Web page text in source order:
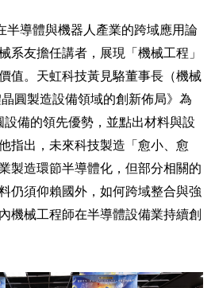
半導體與機器人產業的跨域應用論
系友擔任講者，展現「機械工程」
值。天虹科技黃見駱董事長（機械
圓製造設備領域的創新佈局》為
設備的領先優勢，並點出材料與設
指出，未來科技製造「愈小、愈
製造環節半導體化，但部分相關的
仍須仰賴國外，如何跨域整合與強
機械工程師在半導體設備業持續創